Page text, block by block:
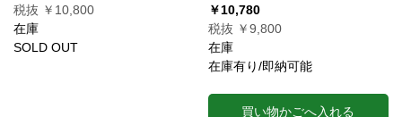
税抜 ￥10,800
在庫
SOLD OUT
￥10,780
税抜 ￥9,800
在庫
在庫有り/即納可能
買い物かごへ入れる